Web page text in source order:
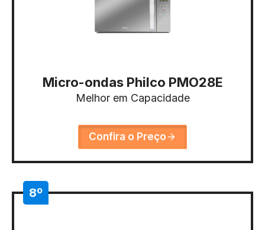
Micro-ondas Philco PMO28E
Melhor em Capacidade
Confira o Preço
8º